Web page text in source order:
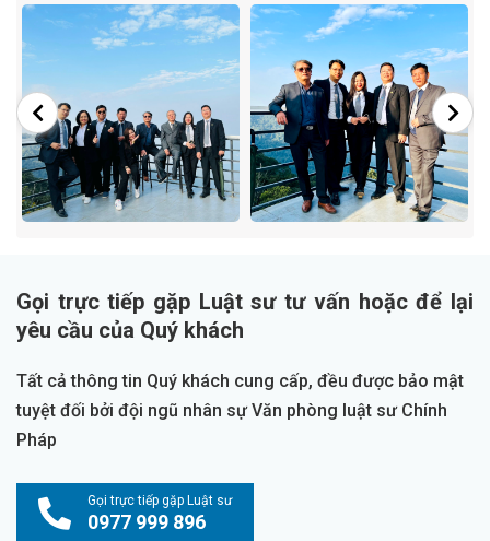
Gọi trực tiếp gặp Luật sư tư vấn hoặc để lại
yêu cầu của Quý khách
Tất cả thông tin Quý khách cung cấp, đều được bảo mật
tuyệt đối bởi đội ngũ nhân sự Văn phòng luật sư Chính
Pháp
Gọi trực tiếp gặp Luật sư
0977 999 896